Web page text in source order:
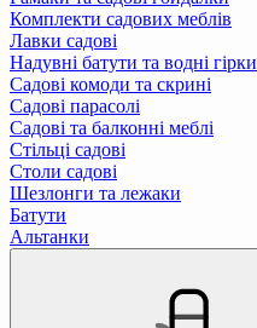
Комплекти садових меблів
Лавки садові
Надувні батути та водні гірки
Садові комоди та скрині
Садові парасолі
Садові та балконні меблі
Стільці садові
Столи садові
Шезлонги та лежаки
Батути
Альтанки